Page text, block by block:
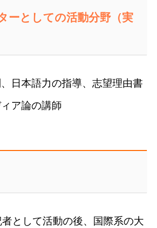
ーとしての活動分野（実
日本語力の指導、志望理由書
ア論の講師
として活動の後、国際系の大